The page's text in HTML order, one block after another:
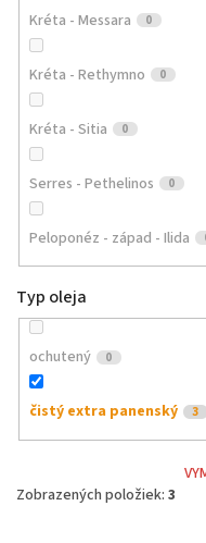
Kréta - Messara 0
Kréta - Rethymno 0
Kréta - Sitia 0
Serres - Pethelinos 0
Peloponéz - západ - Ilida
Typ oleja
ochutený 0
čistý extra panenský 3
Zobrazených položiek: 3